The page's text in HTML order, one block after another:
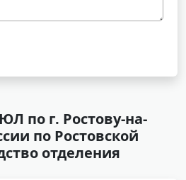
по г. Ростову-на-
по Ростовской
отделения